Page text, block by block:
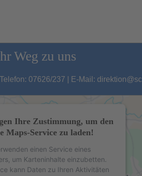
Weg zu uns
07626/237 | E-Mail:
Ihre Zustimmung, um den
Maps-Service zu laden!
einen Service eines
um Karteninhalte einzubetten.
kann Daten zu Ihren Aktivitäten